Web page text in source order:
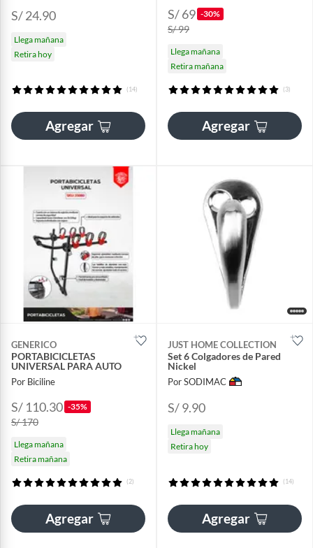
S/ 24.90
Llega mañana
Retira hoy
(14)
Agregar
S/ 69 -30%
S/ 99
Llega mañana
Retira mañana
(3)
Agregar
GENERICO
PORTABICICLETAS
UNIVERSAL PARA AUTO
Por Biciline
S/ 110.30 -35%
S/ 170
Llega mañana
Retira mañana
(2)
Agregar
JUST HOME COLLECTION
Set 6 Colgadores de Pared
Nickel
Por SODIMAC
S/ 9.90
Llega mañana
Retira hoy
(14)
Agregar